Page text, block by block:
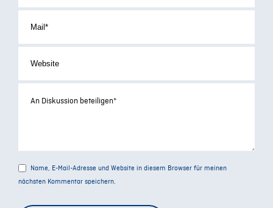
Name, E-Mail-Adresse und Website in diesem Browser für meinen
nächsten Kommentar speichern.